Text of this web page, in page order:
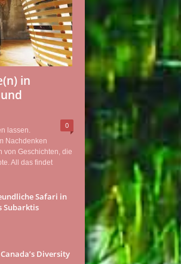
in
0
lassen.
Nachdenken
von Geschichten, die
All das findet
Safari in
Subarktis
Diversity